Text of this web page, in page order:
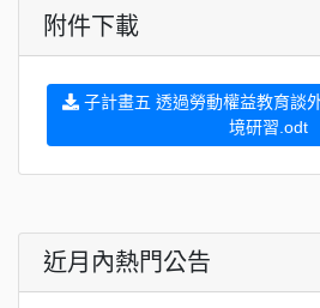
附件下載
子計畫五 透過勞動權益教育談
境研習.odt
近月內熱門公告